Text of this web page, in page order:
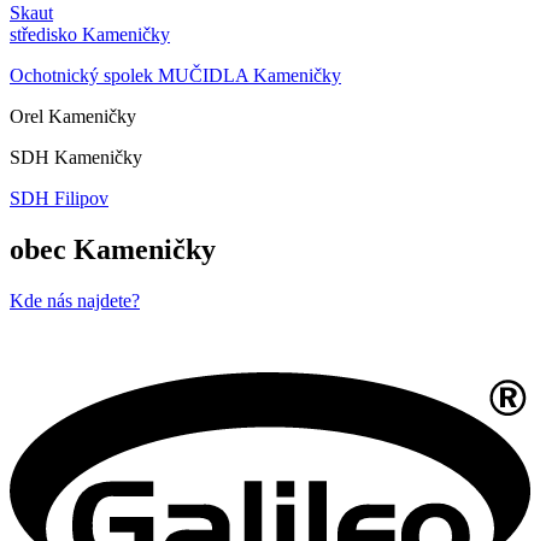
Skaut
středisko Kameničky
Ochotnický spolek MUČIDLA Kameničky
Orel Kameničky
SDH Kameničky
SDH Filipov
obec Kameničky
Kde nás najdete?